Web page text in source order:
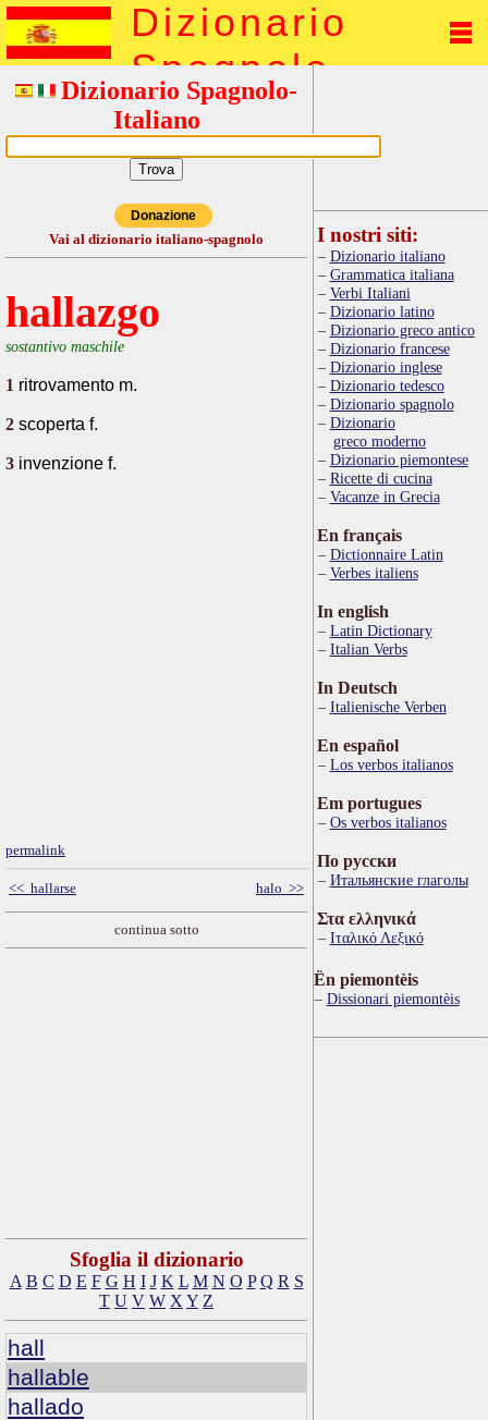
Dizionario
Spagnolo
Dizionario Spagnolo-
Italiano
Donazione
Vai al dizionario italiano-spagnolo
hallazgo
sostantivo maschile
1 ritrovamento m.
2 scoperta f.
3 invenzione f.
permalink
<< hallarse halo >>
continua sotto
Sfoglia il dizionario
A B C D E F G H I J K L M N O P Q R S
T U V W X Y Z
hall
hallable
hallado
I nostri siti:
Dizionario italiano
Grammatica italiana
Verbi Italiani
Dizionario latino
Dizionario greco antico
Dizionario francese
Dizionario inglese
Dizionario tedesco
Dizionario spagnolo
Dizionario
greco moderno
Dizionario piemontese
Ricette di cucina
Vacanze in Grecia
En français
Dictionnaire Latin
Verbes italiens
In english
Latin Dictionary
Italian Verbs
In Deutsch
Italienische Verben
En español
Los verbos italianos
Em portugues
Os verbos italianos
По русски
Итальянские глаголы
Στα ελληνικά
Ιταλικό Λεξικό
Ën piemontèis
Dissionari piemontèis